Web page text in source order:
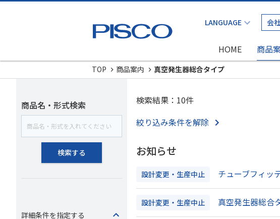
会
HOME 商品
TOP 商品案内 真空発生器総合タイプ
商品名・形式検索
検索する
詳細条件を指定する
検索結果：10件
絞り込み条件を解除
お知らせ
設計変更・生産中止 チューブフィッ
設計変更・生産中止 真空発生器総合